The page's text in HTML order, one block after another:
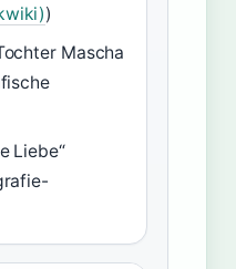
)
Mascha
Liebe“